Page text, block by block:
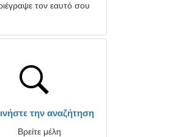
τον εαυτό σου
την αναζήτηση
Βρείτε μέλη